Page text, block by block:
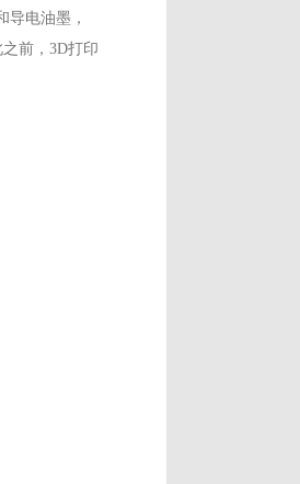
导电油墨，
前，3D打印